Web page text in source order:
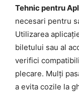
Tehnic pentru
necesari pentru
Utilizarea
biletului sau al
verifici
plecare. Mulți
a evita cozile la